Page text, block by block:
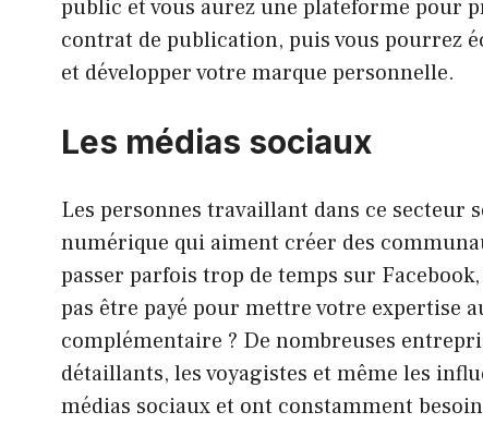
public et vous aurez une plateforme pour
contrat de publication, puis vous pourrez
et développer votre marque personnelle.
Les médias sociaux
Les personnes travaillant dans ce secteur
numérique qui aiment créer des
passer parfois trop de temps sur
pas être payé pour mettre votre expertise
complémentaire ? De nombreuses
détaillants, les voyagistes et même les
médias sociaux et ont constamment